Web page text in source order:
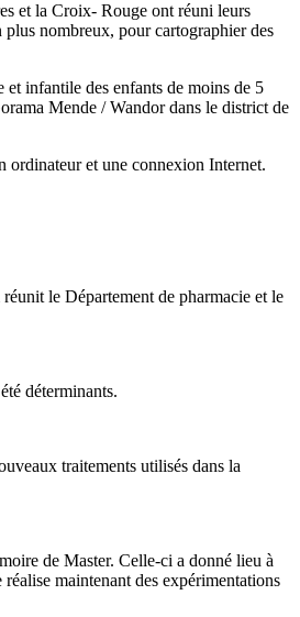
et la Croix- Rouge ont réuni leurs
nombreux, pour cartographier des
infantile des enfants de moins de 5
Mende / Wandor dans le district de
ordinateur et une connexion Internet.
le Département de pharmacie et le
déterminants.
traitements utilisés dans la
de Master. Celle-ci a donné lieu à
maintenant des expérimentations